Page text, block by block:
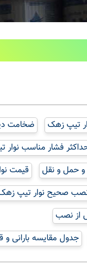
تیپ زهک
ضخامت
فشار مناسب
و حمل و نقل
قیمت
صحیح نوار تیپ
از نصب
جدول مقایسه بارانی و